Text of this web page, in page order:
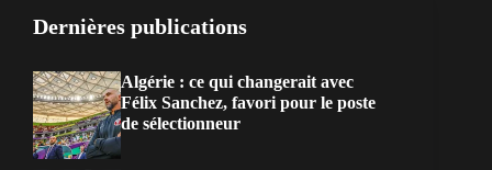
Dernières publications
Algérie : ce qui changerait avec
Félix Sanchez, favori pour le poste
de sélectionneur